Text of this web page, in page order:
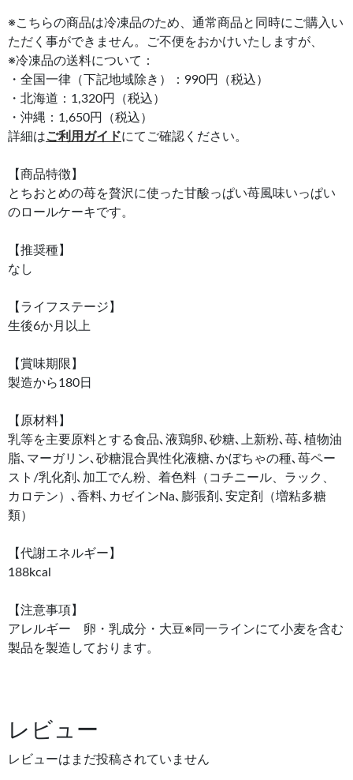
※こちらの商品は冷凍品のため、通常商品と同時にご購入い
ただく事ができません。ご不便をおかけいたしますが、
※冷凍品の送料について：
・全国一律（下記地域除き）：990円（税込）
・北海道：1,320円（税込）
・沖縄：1,650円（税込）
詳細はご利用ガイドにてご確認ください。
【商品特徴】
とちおとめの苺を贅沢に使った甘酸っぱい苺風味いっぱい
のロールケーキです。
【推奨種】
なし
【ライフステージ】
生後6か月以上
【賞味期限】
製造から180日
【原材料】
乳等を主要原料とする食品､液鶏卵､砂糖､上新粉､苺､植物油
脂､マーガリン､砂糖混合異性化液糖､かぼちゃの種､苺ペー
スト/乳化剤､加工でん粉、着色料（コチニール、ラック、
カロテン）､香料､カゼインNa､膨張剤､安定剤（増粘多糖
類）
【代謝エネルギー】
188kcal
【注意事項】
アレルギー 卵・乳成分・大豆※同一ラインにて小麦を含む
製品を製造しております。
レビュー
レビューはまだ投稿されていません